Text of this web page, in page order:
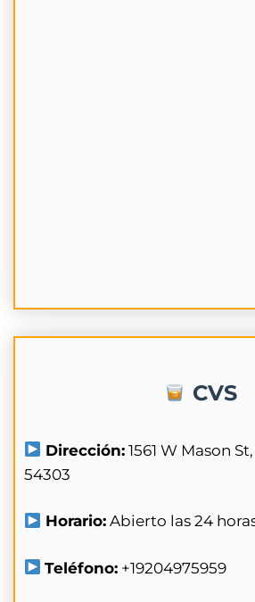
CVS
Dirección: 1561 W Mason
54303
Horario: Abierto las 24
Teléfono: +19204975959